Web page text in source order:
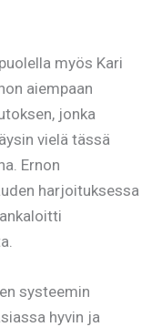
myös Kari
aiempaan
jonka
vielä tässä
Ernon
harjoituksessa
systeemin
hyvin ja